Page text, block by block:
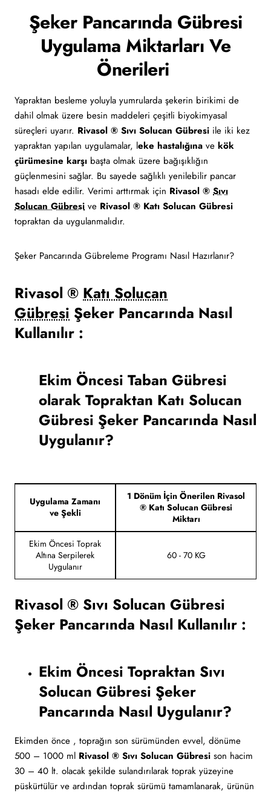
Şeker Pancarında Gübresi
Uygulama Miktarları Ve
Önerileri
Yapraktan besleme yoluyla yumrularda şekerin birikimi de
dahil olmak üzere besin maddeleri çeşitli biyokimyasal
süreçleri uyarır. Rivasol ® Sıvı Solucan Gübresi ile iki kez
yapraktan yapılan uygulamalar, leke hastalığına ve kök
çürümesine karşı başta olmak üzere bağışıklığın
güçlenmesini sağlar. Bu sayede sağlıklı yenilebilir pancar
hasadı elde edilir. Verimi arttırmak için Rivasol ® Sıvı
Solucan Gübresi ve Rivasol ® Katı Solucan Gübresi
topraktan da uygulanmalıdır.
Şeker Pancarında Gübreleme Programı Nasıl Hazırlanır?
Rivasol ® Katı Solucan
Gübresi Şeker Pancarında Nasıl
Kullanılır :
Ekim Öncesi Taban Gübresi
olarak Topraktan Katı Solucan
Gübresi Şeker Pancarında Nasıl
Uygulanır?
Uygulama Zamanı
ve Şekli
1 Dönüm İçin Önerilen Rivasol
® Katı Solucan Gübresi
Miktarı
Ekim Öncesi Toprak
Altına Serpilerek
Uygulanır
60 - 70 KG
Rivasol ® Sıvı Solucan Gübresi
Şeker Pancarında Nasıl Kullanılır :
Ekim Öncesi Topraktan Sıvı
Solucan Gübresi Şeker
Pancarında Nasıl Uygulanır?
Ekimden önce , toprağın son sürümünden evvel, dönüme
500 – 1000 ml Rivasol ® Sıvı Solucan Gübresi son hacim
30 – 40 lt. olacak şekilde sulandırılarak toprak yüzeyine
püskürtülür ve ardından toprak sürümü tamamlanarak, ürünün